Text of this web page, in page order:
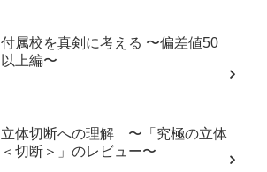
付属校を真剣に考える 〜偏差値50
以上編〜
立体切断への理解 〜「究極の立体
＜切断＞」のレビュー〜